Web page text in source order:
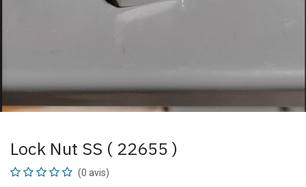
Lock Nut SS ( 22655 )
(0 avis)